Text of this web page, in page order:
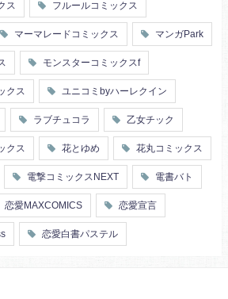
ス フルールコミックス
マーマレードコミックス マンガPark
モンスターコミックスf
クス ユニコミbyハーレクイン
ラブチュコラ 乙女チック
クス 花とゆめ 花丸コミックス
電撃コミックスNEXT 電書バト
恋愛MAXCOMICS 恋愛宣言
恋愛白書パステル